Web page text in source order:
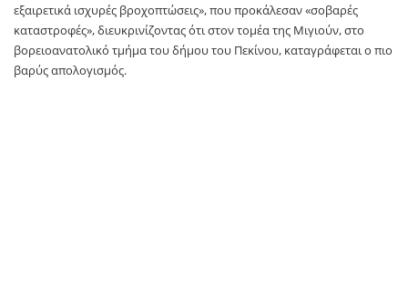
εξαιρετικά ισχυρές βροχοπτώσεις», που προκάλεσαν «σοβαρές
καταστροφές», διευκρινίζοντας ότι στον τομέα της Μιγιούν, στο
βορειοανατολικό τμήμα του δήμου του Πεκίνου, καταγράφεται ο πιο
βαρύς απολογισμός.